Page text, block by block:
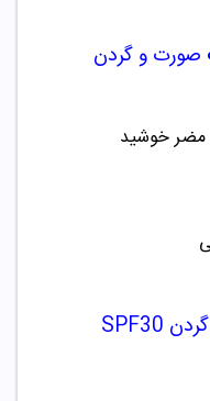
صورت و گردن
مضر خوشید
صورت و گردن SPF30